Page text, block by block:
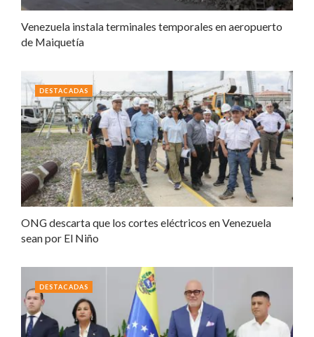
Venezuela instala terminales temporales en aeropuerto
de Maiquetía
ONG descarta que los cortes eléctricos en Venezuela
sean por El Niño
DESTACADAS
DESTACADAS